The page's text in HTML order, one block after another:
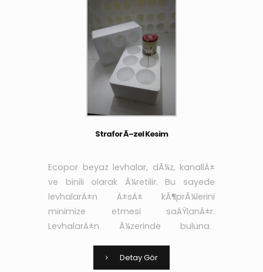
Strafor Ã–zel Kesim
Ecopor beyaz levhalar, dÃ¼z, kanallÄ±
ve binili olarak Ã¼retilir. Bu sayede
levhalarÄ±n Ä±sÄ± kÃ¶prÃ¼lerini
minimize etmesi saÄŸlanÄ±r.
LevhalarÄ±n Ã¼zerinde bulunan
yapÄ±ÅŸtÄ±rÄ±cÄ± ve sÄ±vanÄ±n
Detay Gör